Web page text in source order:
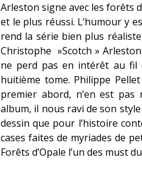
Arleston signe avec les forêts
et le plus réussi. L’humour y
rend la série bien plus
Christophe »Scotch »
ne perd pas en intérêt au fil
huitième tome. Philippe
premier abord, n’en est pas
album, il nous ravi de son
dessin que pour l’histoire
cases faites de myriades de
Forêts d’Opale l’un des must